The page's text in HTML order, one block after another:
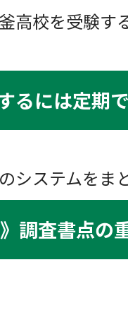
高校を受験す
るには定期
システムをま
調査書点の